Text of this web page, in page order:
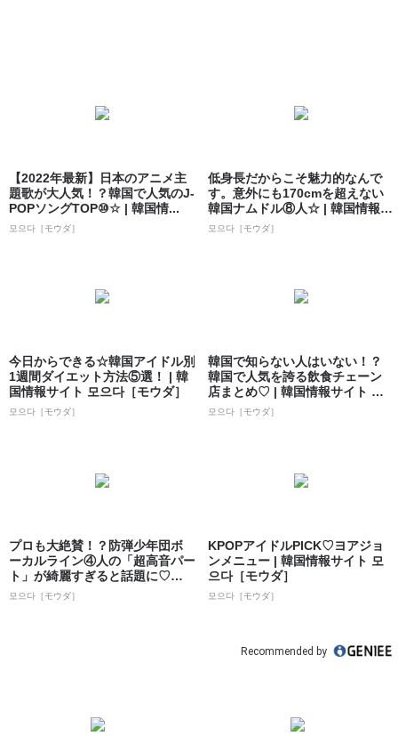
【2022年最新】日本のアニメ主
題歌が大人気！？韓国で人気のJ-
POPソングTOP⑩☆ | 韓国情...
모으다［モウダ］
低身長だからこそ魅力的なんで
す。意外にも170cmを超えない
韓国ナムドル⑧人☆ | 韓国情報サ
イト...
모으다［モウダ］
今日からできる☆韓国アイドル別
1週間ダイエット方法⑤選！ | 韓
国情報サイト 모으다［モウダ］
모으다［モウダ］
韓国で知らない人はいない！？
韓国で人気を誇る飲食チェーン
店まとめ♡ | 韓国情報サイト 모
으다［モ...
모으다［モウダ］
プロも大絶賛！？防弾少年団ボ
ーカルライン④人の「超高音パー
ト」が綺麗すぎると話題に♡♡ |
韓国情...
모으다［モウダ］
KPOPアイドルPICK♡ヨアジョ
ンメニュー | 韓国情報サイト 모
으다［モウダ］
모으다［モウダ］
Recommended by